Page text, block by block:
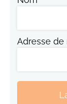
Adresse de